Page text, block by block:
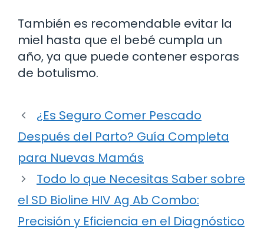
También es recomendable evitar la
miel hasta que el bebé cumpla un
año, ya que puede contener esporas
de botulismo.
¿Es Seguro Comer Pescado
Después del Parto? Guía Completa
para Nuevas Mamás
Todo lo que Necesitas Saber sobre
el SD Bioline HIV Ag Ab Combo:
Precisión y Eficiencia en el Diagnóstico